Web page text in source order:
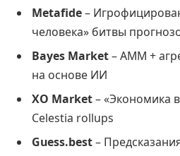
Metafide–
человека» битвы
Bayes Market– AMM +
на основе ИИ
XO Market– «Экономика
Celestia rollups
Guess.best–